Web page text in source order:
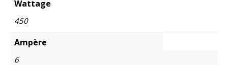
Wattage
450
Ampère
6